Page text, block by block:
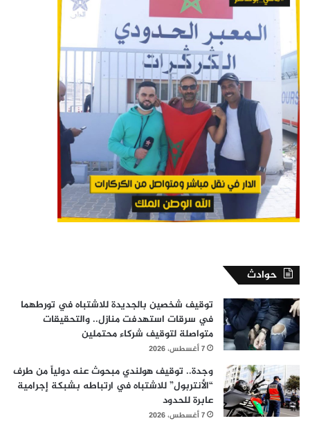
حوادث
توقيف شخصين بالجديدة للاشتباه في تورطهما
في سرقات استهدفت منازل.. والتحقيقات
متواصلة لتوقيف شركاء محتملين
7 أغسطس، 2026
وجدة.. توقيف هولندي مبحوث عنه دولياً من طرف
“الأنتربول” للاشتباه في ارتباطه بشبكة إجرامية
عابرة للحدود
7 أغسطس، 2026